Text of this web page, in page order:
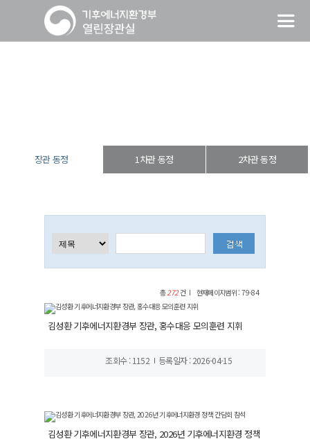
장관 동정 1차관 동정 2차관 동정
총272건 현재페이지범위 : 79-84
김성환 기후에너지환경부 장관, 홍수대응 모의훈련 지휘
조회수 : 1152 등록일자 : 2026-04-15
김성환 기후에너지환경부 장관, 2026년 기후에너지환경 정책